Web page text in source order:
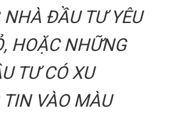
ĐẦU TƯ YÊU
HOẶC NHỮNG
TƯ CÓ XU
VÀO MÀU